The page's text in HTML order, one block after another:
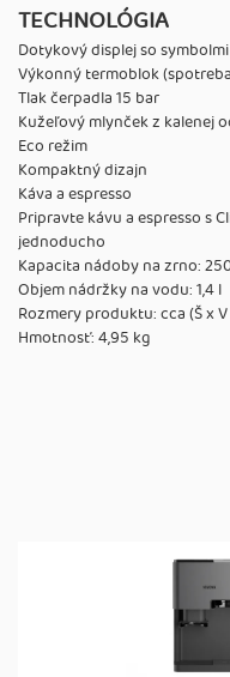
TECHNOLÓGIA
Dotykový displej so symbolmi
Výkonný termoblok
Tlak čerpadla 15 bar
Kužeľový mlynček z kalenej
Eco režim
Kompaktný dizajn
Káva a espresso
Pripravte kávu a espresso s
jednoducho
Kapacita nádoby na zrno:
Objem nádržky na vodu: 1,4 l
Rozmery produktu: cca (Š x V
Hmotnosť: 4,95 kg